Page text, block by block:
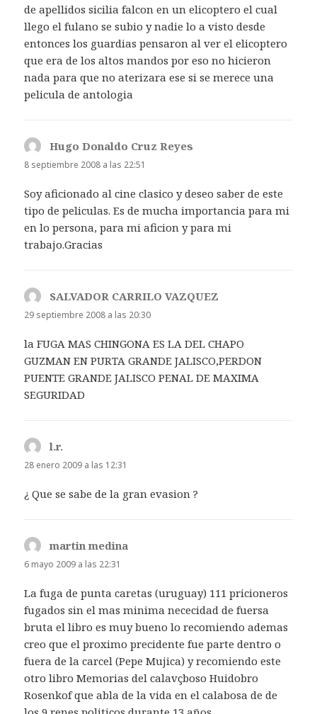
de apellidos sicilia falcon en un elicoptero el cual
llego el fulano se subio y nadie lo a visto desde
entonces los guardias pensaron al ver el elicoptero
que era de los altos mandos por eso no hicieron
nada para que no aterizara ese si se merece una
pelicula de antologia
Hugo Donaldo Cruz Reyes
8 septiembre 2008 a las 22:51
Soy aficionado al cine clasico y deseo saber de este
tipo de peliculas. Es de mucha importancia para mi
en lo persona, para mi aficion y para mi
trabajo.Gracias
SALVADOR CARRILO VAZQUEZ
29 septiembre 2008 a las 20:30
la FUGA MAS CHINGONA ES LA DEL CHAPO
GUZMAN EN PURTA GRANDE JALISCO,PERDON
PUENTE GRANDE JALISCO PENAL DE MAXIMA
SEGURIDAD
l.r.
28 enero 2009 a las 12:31
¿ Que se sabe de la gran evasion ?
martin medina
6 mayo 2009 a las 22:31
La fuga de punta caretas (uruguay) 111 pricioneros
fugados sin el mas minima nececidad de fuersa
bruta el libro es muy bueno lo recomiendo ademas
creo que el proximo precidente fue parte dentro o
fuera de la carcel (Pepe Mujica) y recomiendo este
otro libro Memorias del calavçboso Huidobro
Rosenkof que abla de la vida en el calabosa de de